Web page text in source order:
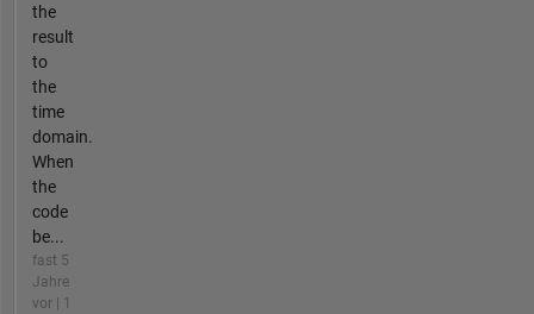
the
result
to
the
time
domain.
When
the
code
be...
fast 5
Jahre
vor | 1